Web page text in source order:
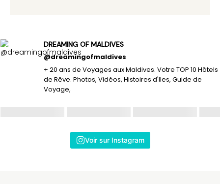
DREAMING OF MALDIVES
@dreamingofmaldives
+ 20 ans de Voyages aux Maldives. Votre TOP 10 Hôtels
de Rêve. Photos, Vidéos, Histoires d'Iles, Guide de
Voyage,
Voir sur Instagram